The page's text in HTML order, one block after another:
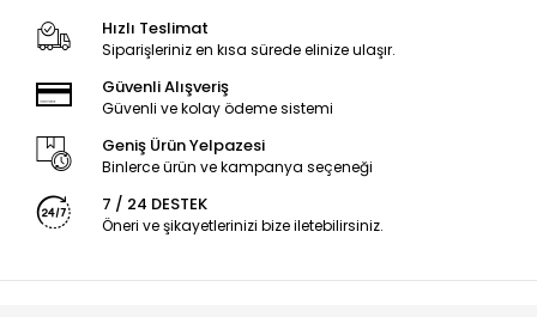
Hızlı Teslimat
Siparişleriniz en kısa sürede elinize ulaşır.
Güvenli Alışveriş
Güvenli ve kolay ödeme sistemi
Geniş Ürün Yelpazesi
Binlerce ürün ve kampanya seçeneği
7 / 24 DESTEK
Öneri ve şikayetlerinizi bize iletebilirsiniz.